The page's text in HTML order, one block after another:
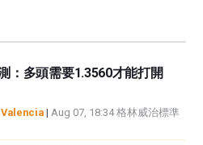
：多頭需要1.3560才能打開
| Aug 07, 18:34 格林威治標準